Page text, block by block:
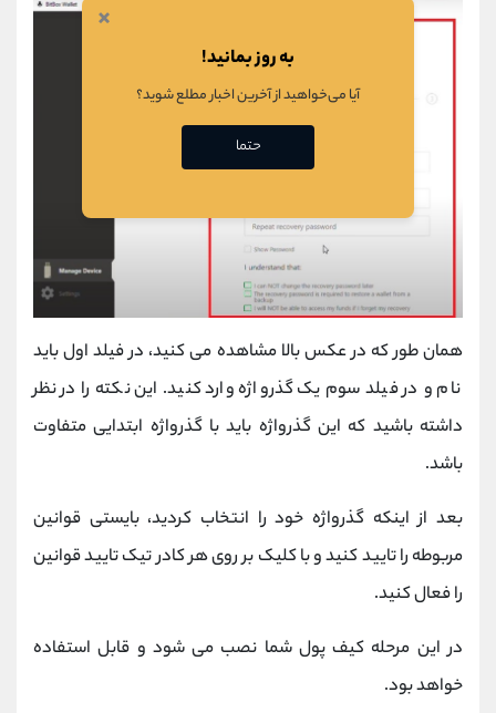
همان طور که در عکس بالا مشاهده می کنید، در فیلد اول باید
نام و در فیلد سوم یک گذرواژه وارد کنید. این نکته را در نظر
داشته باشید که این گذرواژه باید با گذرواژه ابتدایی متفاوت
باشد.
بعد از اینکه گذرواژه خود را انتخاب کردید، بایستی قوانین
مربوطه را تایید کنید و با کلیک بر روی هر کادر تیک تایید قوانین
را فعال کنید.
در این مرحله کیف پول شما نصب می شود و قابل استفاده
خواهد بود.
×
به روز بمانید!
آیا می‌خواهید از آخرین اخبار مطلع شوید؟
حتما